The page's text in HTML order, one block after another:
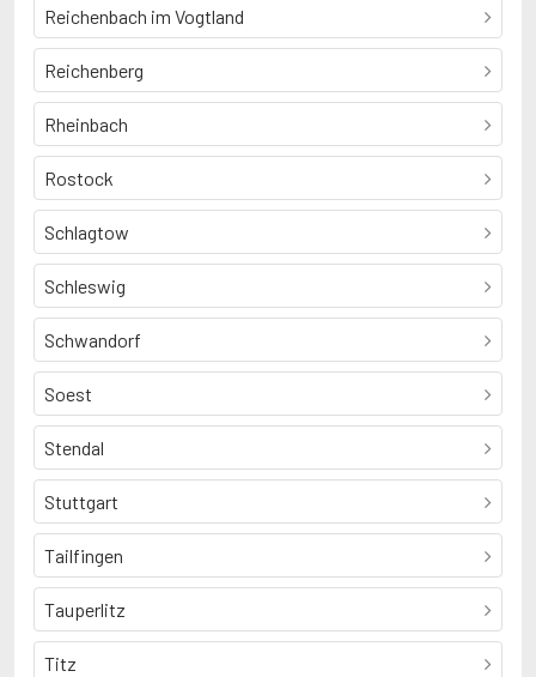
Reichenbach im Vogtland
Reichenberg
Rheinbach
Rostock
Schlagtow
Schleswig
Schwandorf
Soest
Stendal
Stuttgart
Tailfingen
Tauperlitz
Titz